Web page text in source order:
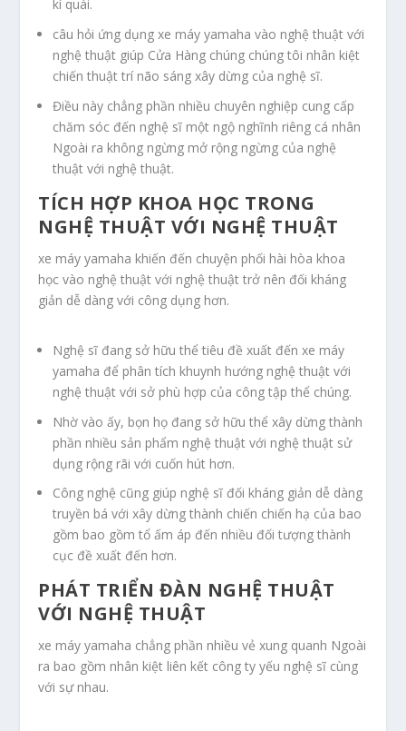
kì quái.
câu hỏi ứng dụng xe máy yamaha vào nghệ thuật với
nghệ thuật giúp Cửa Hàng chúng chúng tôi nhân kiệt
chiến thuật trí não sáng xây dừng của nghệ sĩ.
Điều này chẳng phần nhiều chuyên nghiệp cung cấp
chăm sóc đến nghệ sĩ một ngộ nghĩnh riêng cá nhân
Ngoài ra không ngừng mở rộng ngừng của nghệ
thuật với nghệ thuật.
TÍCH HỢP KHOA HỌC TRONG
NGHỆ THUẬT VỚI NGHỆ THUẬT
xe máy yamaha khiến đến chuyện phối hài hòa khoa
học vào nghệ thuật với nghệ thuật trở nên đối kháng
giản dễ dàng với công dụng hơn.
Nghệ sĩ đang sở hữu thể tiêu đề xuất đến xe máy
yamaha để phân tích khuynh hướng nghệ thuật với
nghệ thuật với sở phù hợp của công tập thể chúng.
Nhờ vào ấy, bọn họ đang sở hữu thể xây dừng thành
phần nhiều sản phẩm nghệ thuật với nghệ thuật sử
dụng rộng rãi với cuốn hút hơn.
Công nghệ cũng giúp nghệ sĩ đối kháng giản dễ dàng
truyền bá với xây dừng thành chiến chiến hạ của bao
gồm bao gồm tổ ấm áp đến nhiều đối tượng thành
cục đề xuất đến hơn.
PHÁT TRIỂN ĐÀN NGHỆ THUẬT
VỚI NGHỆ THUẬT
xe máy yamaha chẳng phần nhiều vẻ xung quanh Ngoài
ra bao gồm nhân kiệt liên kết công ty yếu nghệ sĩ cùng
với sự nhau.